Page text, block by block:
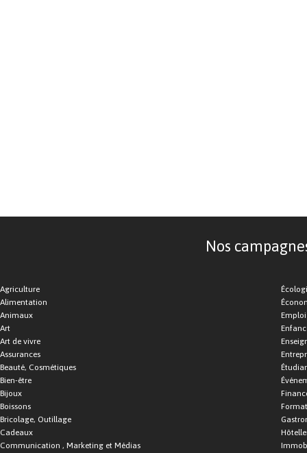
Nos
Agriculture
Alimentation
Animaux
Art
Art de vivre
Assurances
Beauté, Cosmétiques
Bien-être
Bijoux
Boissons
Bricolage, Outillage
Cadeaux
Communication , Marketing et Médias
Emploi